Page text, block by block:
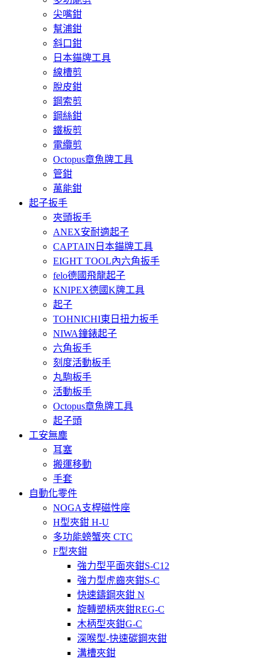
尖嘴鉗
幫浦鉗
斜口鉗
日本錨牌工具
線槽剪
脫皮鉗
鋼索剪
鋼絲鉗
鐵板剪
電纜剪
Octopus章魚牌工具
管鉗
萬能鉗
起子扳手
夾頭扳手
ANEX安耐適起子
CAPTAIN日本錨牌工具
EIGHT TOOL內六角扳手
felo德國飛龍起子
KNIPEX德國K牌工具
起子
TOHNICHI東日扭力扳手
NIWA鐘錶起子
六角扳手
刻度活動板手
丸駒板手
活動板手
Octopus章魚牌工具
起子頭
工安無塵
耳塞
搬運移動
手套
自動化零件
NOGA支桿磁性座
H型夾鉗 H-U
多功能螃蟹夾 CTC
F型夾鉗
強力型平面夾鉗S-C12
強力型虎齒夾鉗S-C
快速鑄鋼夾鉗 N
旋轉塑柄夾鉗REG-C
木柄型夾鉗G-C
深喉型-快速碳鋼夾鉗
溝槽夾鉗